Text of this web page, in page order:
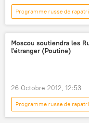
Programme russe de
Actualités
Russie
Moscou soutiendra les
l'étranger (Poutine)
26 Octobre 2012, 12:53
Programme russe de
International